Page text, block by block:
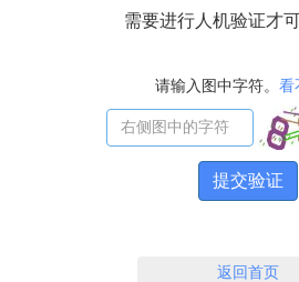
需要进行人机验证才
请输入图中字符。 看
提交验证
返回首页